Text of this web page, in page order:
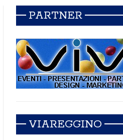
PARTNER
VIAREGGINO